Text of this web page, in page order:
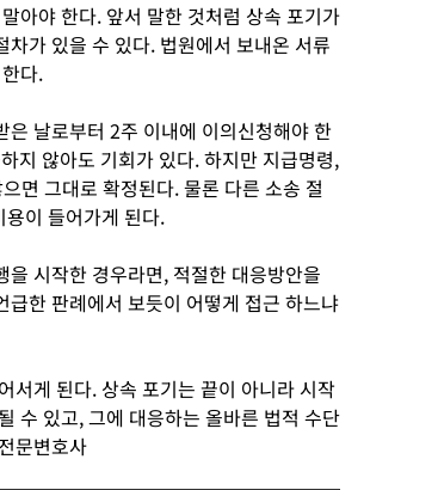
아야 한다. 앞서 말한 것처럼 상속 포기가
가 있을 수 있다. 법원에서 보내온 서류
다.
날로부터 2주 이내에 이의신청해야 한
지 않아도 기회가 있다. 하지만 지급명령,
면 그대로 확정된다. 물론 다른 소송 절
이 들어가게 된다.
시작한 경우라면, 적절한 대응방안을
한 판례에서 보듯이 어떻게 접근 하느냐
서게 된다. 상속 포기는 끝이 아니라 시작
수 있고, 그에 대응하는 올바른 법적 수단
문변호사